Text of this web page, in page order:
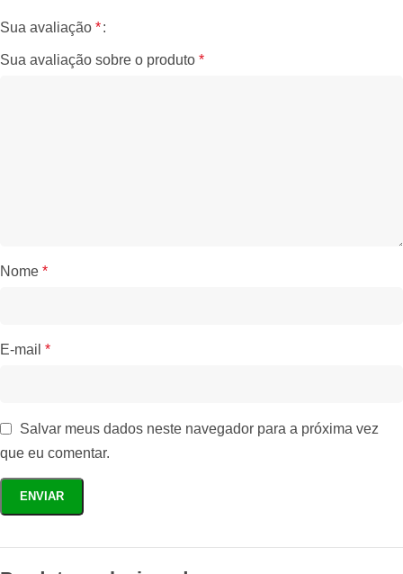
Sua avaliação *
Sua avaliação sobre o produto *
Nome *
E-mail *
Salvar meus dados neste navegador para a próxima vez
que eu comentar.